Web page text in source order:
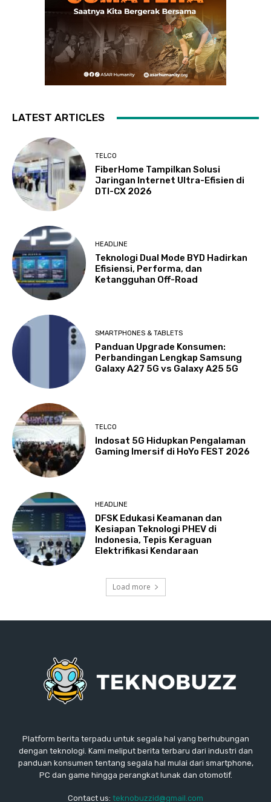
LATEST ARTICLES
TELCO
FiberHome Tampilkan Solusi
Jaringan Internet Ultra-Efisien di
DTI-CX 2026
HEADLINE
Teknologi Dual Mode BYD Hadirkan
Efisiensi, Performa, dan
Ketangguhan Off-Road
SMARTPHONES & TABLETS
Panduan Upgrade Konsumen:
Perbandingan Lengkap Samsung
Galaxy A27 5G vs Galaxy A25 5G
TELCO
Indosat 5G Hidupkan Pengalaman
Gaming Imersif di HoYo FEST 2026
HEADLINE
DFSK Edukasi Keamanan dan
Kesiapan Teknologi PHEV di
Indonesia, Tepis Keraguan
Elektrifikasi Kendaraan
Load more
Platform berita terpadu untuk segala hal yang berhubungan
dengan teknologi. Kami meliput berita terbaru dari industri dan
panduan konsumen tentang segala hal mulai dari smartphone,
PC dan game hingga perangkat lunak dan otomotif.
Contact us: teknobuzzid@gmail.com